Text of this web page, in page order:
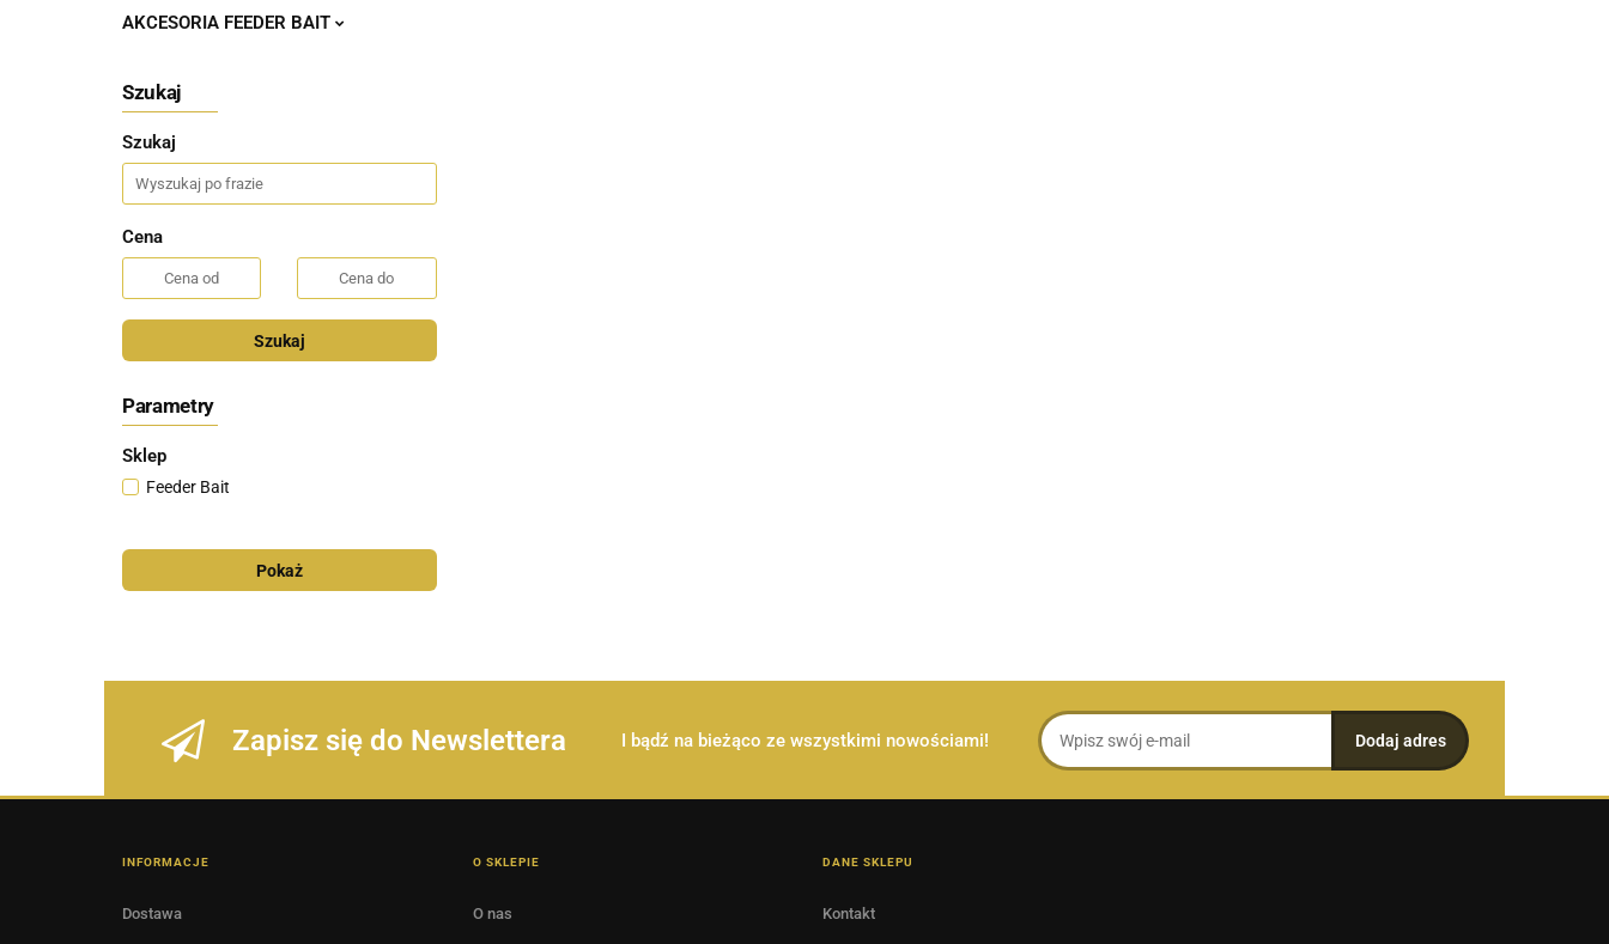
AKCESORIA FEEDER BAIT
Szukaj
Szukaj
Cena
Szukaj
Parametry
Sklep
Feeder Bait
Pokaż
Zapisz się do Newslettera I bądź na bieżąco ze wszystkimi nowościami!
INFORMACJE
Dostawa
O SKLEPIE
O nas
DANE SKLEPU
Kontakt